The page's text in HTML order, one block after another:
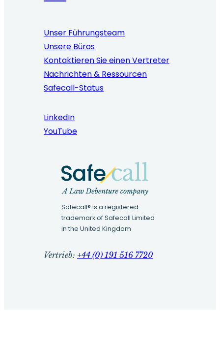
Unser Führungsteam
Unsere Büros
Kontaktieren Sie einen Vertreter
Nachrichten & Ressourcen
Safecall-Status
LinkedIn
YouTube
Safecall® is a registered
trademark of Safecall Limited
in the United Kingdom
Vertrieb: +44 (0) 191 516 7720